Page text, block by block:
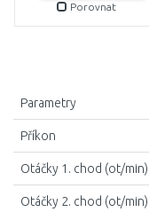
Porovnat
Parametry
Příkon
Otáčky 1. chod (ot/min)
Otáčky 2. chod (ot/min)